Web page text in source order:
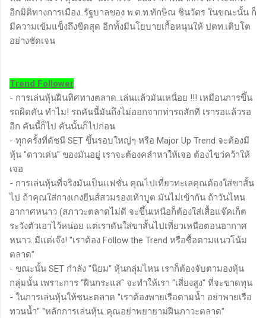
อีกมิติทางการเมือง..รัฐบาลของ พ.ต.ท.ทักษิณ ชินวัตร ในขณะนั้น ก็
มีความเข้มแข็งถึงขีดสุด อีกทั้งมีนโยบายเกื้อหนุนให้ ปตท.เติบโต
อย่างชัดเจน
Trend Follower
- การเล่นหุ้นฝืนทิศทางตลาด..เล่นแล้วมันเหนื่อย !!! เหมือนการขึ้น
รถผิดคัน ทำไม! รถคันนี้มันถึงไม่ออกจากท่ารถสักที เรารอแล้วรอ
อีก คันนี้ก็ไป คันนั้นก็ไปก่อน
- ทุกครั้งที่ดัชนี SET ขึ้นรอบใหญ่ๆ หรือ Major Up Trend จะต้องมี
หุ้น "ดาวเด่น" ของมันอยู่ เราจะต้องคลำหาให้เจอ ต้องไขว่คว้าให้
เจอ
- การเล่นหุ้นที่จริงมันเป็นแฟชั่น คุณไปเที่ยวทะเลคุณต้องใส่ขาสั้น
ไป ถ้าคุณใส่กางเกงยีนส์สวมรองเท้าบูต มันไม่เข้ากัน ถ้าวันไหน
อากาศหนาว (สภาวะตลาดไม่ดี จะขึ้นเหนือก็ต้องใส่เสื้อแจ๊คเก็ต
ระวังตัวเอาไว้หน่อย แต่เราดันใส่ขาสั้นไปเที่ยวเหนือตอนอากาศ
หนาว..มีแต่เจ๊ง! "เราต้อง Follow the Trend หรือซื้อตามแนวโน้ม
ตลาด"
- ขณะนั้น SET กำลัง "นิยม" หุ้นกลุ่มไหน เราก็ต้องจับตามองหุ้น
กลุ่มนั้น เพราะการ "ฝืนกระแส" จะทำให้เรา "เสี่ยงสูง" ที่จะขาดทุน
- ในการเล่นหุ้นให้ชนะตลาด "เราต้องพายเรือตามน้ำ อย่าพายเรือ
ทวนน้ำ" "หลักการเล่นหุ้น..คุณอย่าพยายามฝืนภาวะตลาด"